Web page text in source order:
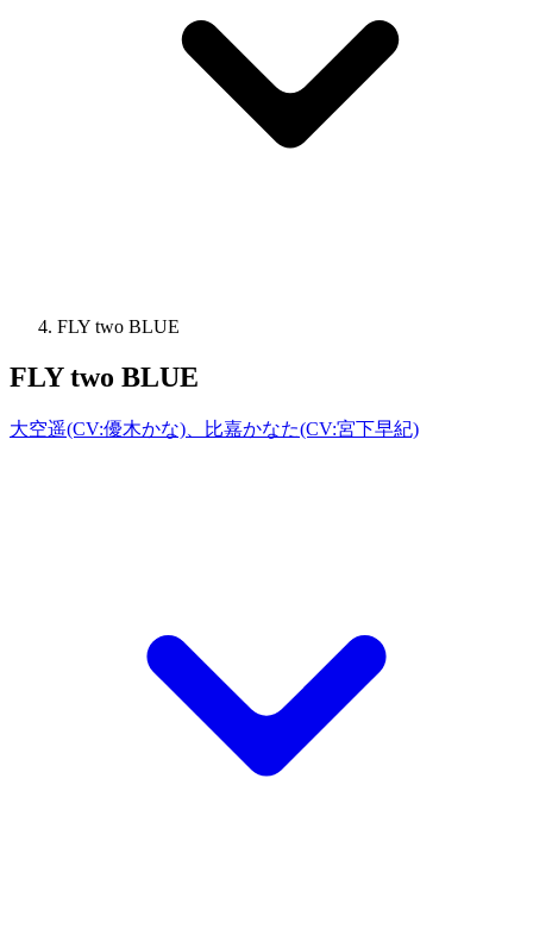
FLY two BLUE
FLY two BLUE
大空遥(CV:優木かな)、比嘉かなた(CV:宮下早紀)